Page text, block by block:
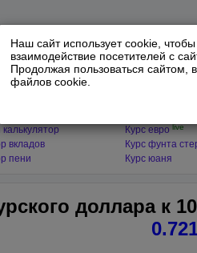
Наш сайт использует cookie,
взаимодействие посетителей с
Продолжая пользоваться сайтом,
файлов cookie.
вкладов
пени
Курс евро live
Курс фунта
Курс юаня
доллара к